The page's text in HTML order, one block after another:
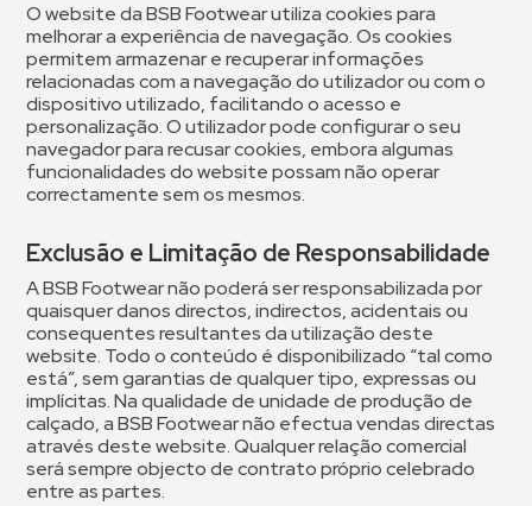
O website da BSB Footwear utiliza cookies para
melhorar a experiência de navegação. Os cookies
permitem armazenar e recuperar informações
relacionadas com a navegação do utilizador ou com o
dispositivo utilizado, facilitando o acesso e
personalização. O utilizador pode configurar o seu
navegador para recusar cookies, embora algumas
funcionalidades do website possam não operar
correctamente sem os mesmos.
Exclusão e Limitação de Responsabilidade
A BSB Footwear não poderá ser responsabilizada por
quaisquer danos directos, indirectos, acidentais ou
consequentes resultantes da utilização deste
website. Todo o conteúdo é disponibilizado “tal como
está”, sem garantias de qualquer tipo, expressas ou
implícitas. Na qualidade de unidade de produção de
calçado, a BSB Footwear não efectua vendas directas
através deste website. Qualquer relação comercial
será sempre objecto de contrato próprio celebrado
entre as partes.